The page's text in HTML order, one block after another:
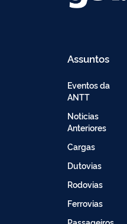
Assuntos
Eventos da
ANTT
Noticias
Anteriores
Cargas
Dutovias
Rodovias
Ferrovias
Passageiros